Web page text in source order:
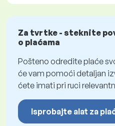
Za tvrtke - steknite
o plaćama
Pošteno odredite plaće
će vam pomoći detaljan
ćete imati pri ruci
Isprobajte alat za